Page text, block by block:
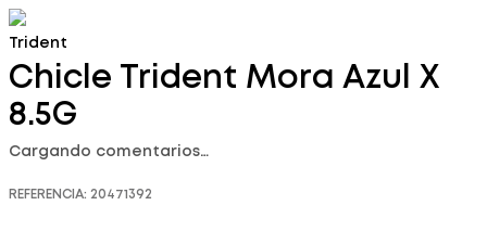
Trident
Chicle Trident Mora Azul X
8.5G
Cargando comentarios…
REFERENCIA: 20471392